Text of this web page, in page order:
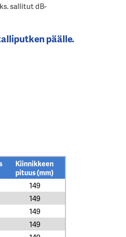
sallitut dB-
päälle.
Kiinnikkeen
pituus (mm)
149
149
149
149